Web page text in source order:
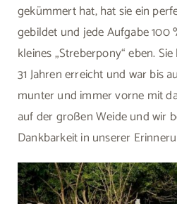
gekümmert hat, hat sie ein
gebildet und jede Aufgabe 100
kleines „Streberpony“ eben.
31 Jahren erreicht und war bis
munter und immer vorne mit
auf der großen Weide und wir
Dankbarkeit in unserer